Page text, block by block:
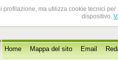
profilazione, ma utilizza cookie tecnici
dispositivo.
Home Mappa del sito Email